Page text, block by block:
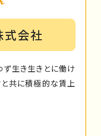
会社
生き生きとに働け
共に積極的な賃上